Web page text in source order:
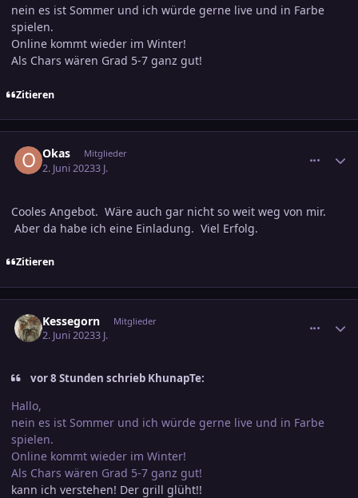
nein es ist Sommer und ich würde gerne live und in Farbe
spielen.
Online kommt wieder im Winter!
Als Chars wären Grad 5-7 ganz gut!
Zitieren
Okas Mitglieder
2. Juni 20233 J.
Cooles Angebot. Wäre auch gar nicht so weit weg von mir.
Aber da habe ich eine Einladung. Viel Erfolg.
Zitieren
Kessegorn Mitglieder
2. Juni 20233 J.
vor 8 Stunden schrieb KhunapTe:
Hallo,
nein es ist Sommer und ich würde gerne live und in Farbe
spielen.
Online kommt wieder im Winter!
Als Chars wären Grad 5-7 ganz gut!
kann ich verstehen! Der grill glüht!!